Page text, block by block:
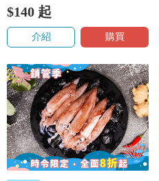
$140 起
介紹 購買